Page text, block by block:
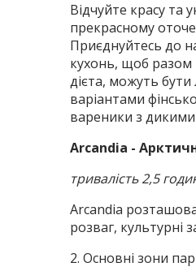
Відчуйте красу та
прекрасному
Приєднуйтесь до
кухонь, щоб разом
дієта, можуть бути
варіантами
вареники з дикими
Arcandia -
тривалість 2,5
Arcandia
розваг, культурні
2. Основні зони